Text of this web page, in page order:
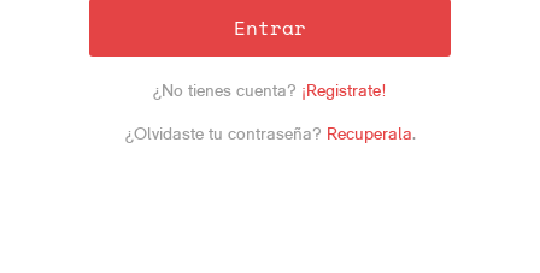
Entrar
¿No tienes cuenta? ¡Registrate!
¿Olvidaste tu contraseña? Recuperala.